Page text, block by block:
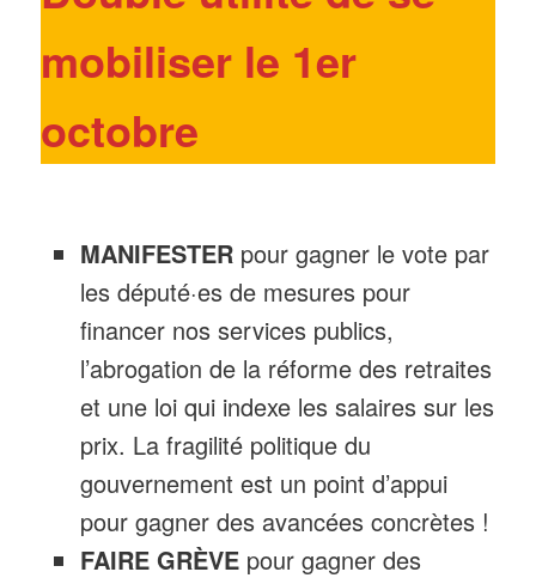
mobiliser le 1er
octobre
MANIFESTERpour gagner le vote par
les député·es de mesures pour
financer nos services publics,
l’abrogation de la réforme des retraites
et une loi qui indexe les salaires sur les
prix. La fragilité politique du
gouvernement est un point d’appui
pour gagner des avancées concrètes !
FAIRE GRÈVEpour gagner des